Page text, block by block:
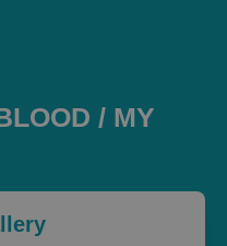
/ MY